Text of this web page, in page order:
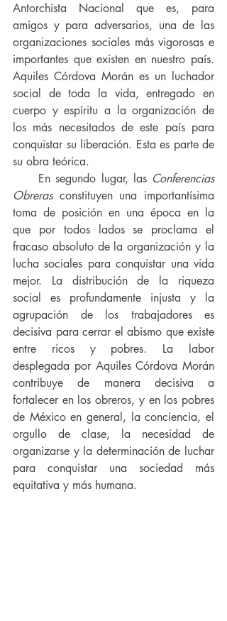
Antorchista Nacional que es, para
amigos y para adversarios, una de las
organizaciones sociales más vigorosas e
importantes que existen en nuestro país.
Aquiles Córdova Morán es un luchador
social de toda la vida, entregado en
cuerpo y espíritu a la organización de
los más necesitados de este país para
conquistar su liberación. Esta es parte de
su obra teórica.
     En segundo lugar, las
Conferencias
Obreras constituyen una importantísima
toma de posición en una época en la
que por todos lados se proclama el
fracaso absoluto de la organización y la
lucha sociales para conquistar una vida
mejor. La distribución de la riqueza
social es profundamente injusta y la
agrupación de los trabajadores es
decisiva para cerrar el abismo que existe
entre ricos y pobres. La labor
desplegada por Aquiles Córdova Morán
contribuye de manera decisiva a
fortalecer en los obreros, y en los pobres
de México en general, la conciencia, el
orgullo de clase, la necesidad de
organizarse y la determinación de luchar
para conquistar una sociedad más
equitativa y más humana.